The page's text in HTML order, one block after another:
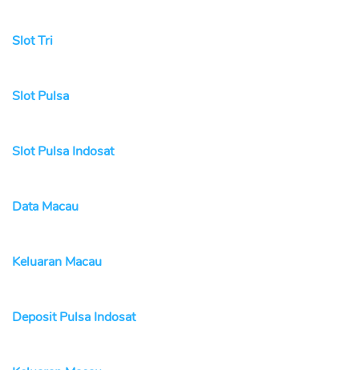
Slot Tri
Slot Pulsa
Slot Pulsa Indosat
Data Macau
Keluaran Macau
Deposit Pulsa Indosat